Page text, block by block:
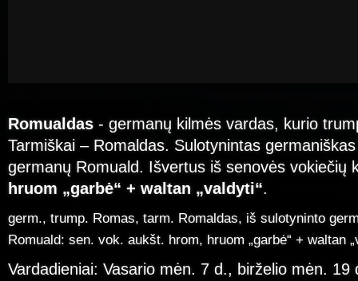
Romualdas - germanų kilmės vardas, kurio
Tarmiškai – Romaldas. Sulotynintas
germanų Romuald. Išvertus iš senovės vokiečių
hruom „garbė“ + waltan „valdyti“.
germ., trump. Romas, tarm. Romaldas, iš sulotyninto
Romuald: sen. vok. aukšt. hrom, hruom „garbė“ + waltan
Vardadieniai: Vasario mėn. 7 d., birželio mėn. 19